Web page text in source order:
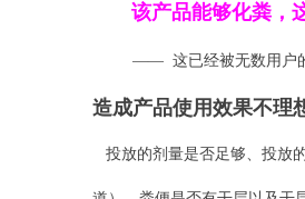
该产品能够化粪，
—— 这已经被无数用户
造成产品使用效果不理
投放的剂量是否足够、投放